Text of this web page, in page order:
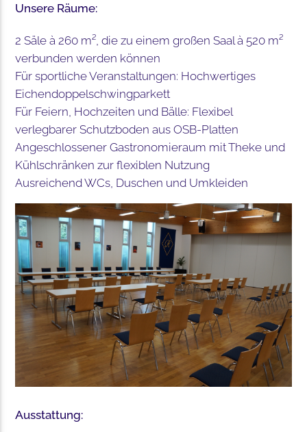
Unsere Räume:
2 Säle à 260 m², die zu einem großen Saal à 520 m²
verbunden werden können
Für sportliche Veranstaltungen: Hochwertiges
Eichendoppelschwingparkett
Für Feiern, Hochzeiten und Bälle: Flexibel
verlegbarer Schutzboden aus OSB-Platten
Angeschlossener Gastronomieraum mit Theke und
Kühlschränken zur flexiblen Nutzung
Ausreichend WCs, Duschen und Umkleiden
Ausstattung: